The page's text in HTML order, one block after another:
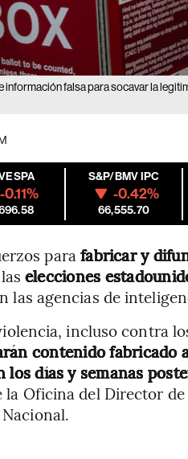
falsa para socavar la
-0.11%
S&P/BMV IPC
-0.42%
66,555.70
para fabricar y
laselecciones
agencias de
incluso contra
contenido fabricado
los días y semanas
la Oficina del Director